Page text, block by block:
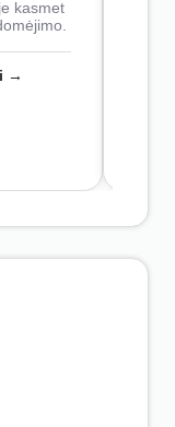
kasmet
→